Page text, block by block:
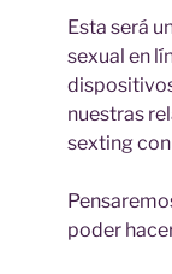
Esta será
sexual en
nuestras
sexting
poder